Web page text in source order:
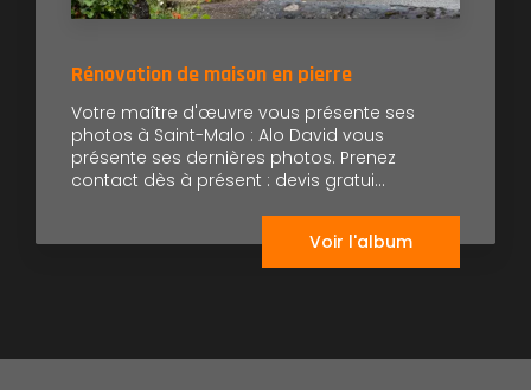
Rénovation de maison en pierre
Votre maître d'œuvre vous présente ses
photos à Saint-Malo : Alo David vous
présente ses dernières photos. Prenez
contact dès à présent : devis gratui...
Voir l'album